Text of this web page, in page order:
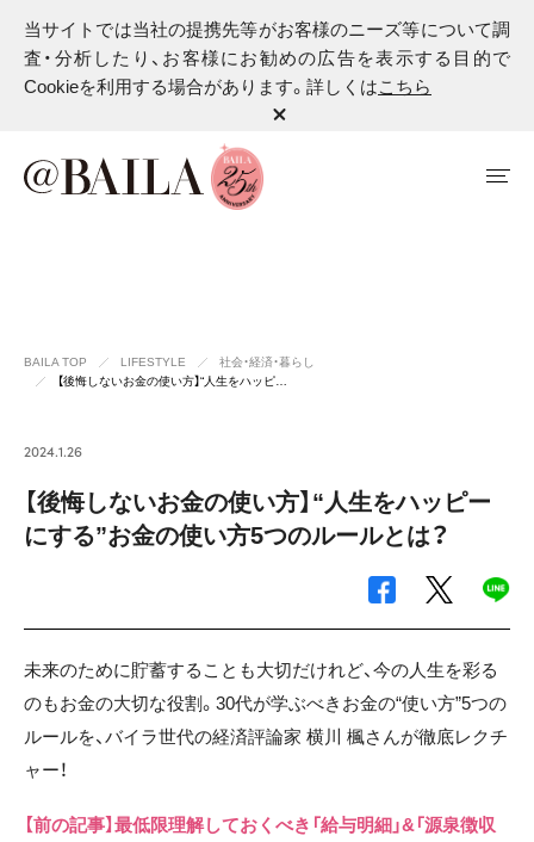
当サイトでは当社の提携先等がお客様のニーズ等について調
査・分析したり、お客様にお勧めの広告を表示する目的で
Cookieを利用する場合があります。詳しくはこちら
BAILA TOP LIFESTYLE
社会・経済・暮らし
【後悔しないお金の使い方】“人生をハッピ…
2024.1.26
【後悔しないお金の使い方】“人生をハッピー
にする”お金の使い方5つのルールとは？
未来のために貯蓄することも大切だけれど、今の人生を彩る
のもお金の大切な役割。30代が学ぶべきお金の“使い方”5つの
ルールを、バイラ世代の経済評論家 横川 楓さんが徹底レクチ
ャー！
【前の記事】最低限理解しておくべき「給与明細」&「源泉徴収